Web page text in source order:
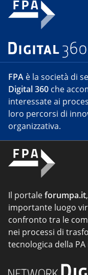
FPA è la società di
Digital 360 che
interessate ai
loro percorsi di
organizzativa.
Il portaleforumpa.it
importante luogo
confronto tra le
nei processi di
tecnologica della PA